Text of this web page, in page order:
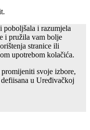
poboljšala i razumjela
i pružila vam bolje
stranice ili
upotrebom kolačića.
svoje izbore,
u Uređivačkoj